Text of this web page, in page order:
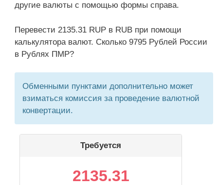
другие валюты с помощью формы справа.
Перевести 2135.31 RUP в RUB при помощи
калькулятора валют. Сколько 9795 Рублей России
в Рублях ПМР?
Обменными пунктами дополнительно может
взиматься комиссия за проведение валютной
конвертации.
Требуется
2135.31